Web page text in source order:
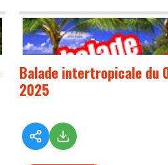
Balade intertropicale du
2025